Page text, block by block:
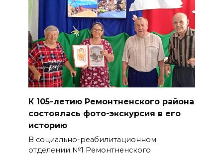
К 105-летию Ремонтненского района
состоялась фото-экскурсия в его
историю
В социально-реабилитационном
отделении №1 Ремонтненского